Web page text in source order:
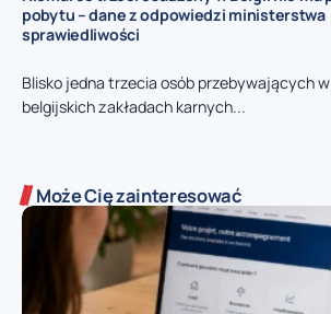
pobytu – dane z odpowiedzi ministerstwa
sprawiedliwości
Blisko jedna trzecia osób przebywających w
belgijskich zakładach karnych...
Może Cię zainteresować